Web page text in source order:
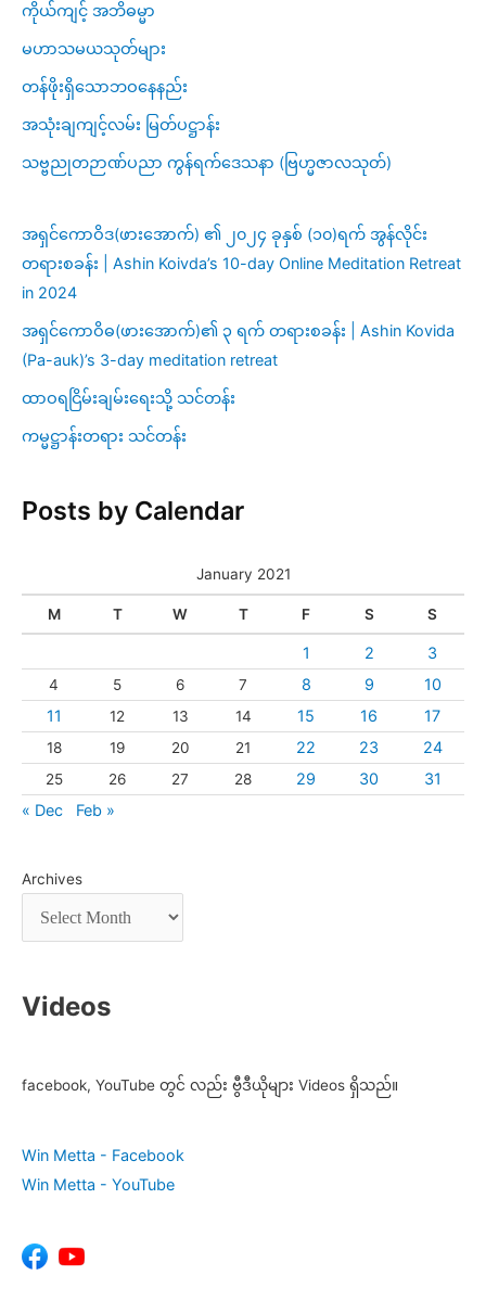
ကိုယ်ကျင့် အဘိဓမ္မာ
မဟာသမယသုတ်များ
တန်ဖိုးရှိသောဘဝနေနည်း
အသုံးချကျင့်လမ်း မြတ်ပဋ္ဌာန်း
သဗ္ဗညုတဉာဏ်ပညာ ကွန်ရက်ဒေသနာ (ဗြဟ္မဇာလသုတ်)
အရှင်ကောဝိဒ(ဖားအောက်) ၏ ၂၀၂၄ ခုနှစ် (၁၀)ရက် အွန်လိုင်း
တရားစခန်း | Ashin Koivda’s 10-day Online Meditation Retreat
in 2024
အရှင်ကောဝိဓ(ဖားအောက်)၏ ၃ ရက် တရားစခန်း | Ashin Kovida
(Pa-auk)’s 3-day meditation retreat
ထာဝရငြိမ်းချမ်းရေးသို့ သင်တန်း
ကမ္မဋ္ဌာန်းတရား သင်တန်း
Posts by Calendar
January 2021
M T W T F S S
1 2 3
4 5 6 7 8 9
10
11
12 13 14 15 16 17
18 19 20 21 22 23 24
25 26 27 28 29 30
31
« Dec
Feb »
Archives
Videos
facebook, YouTube တွင် လည်း ဗွီဒီယိုများ Videos ရှိသည်။
Win Metta - Facebook
Win Metta - YouTube